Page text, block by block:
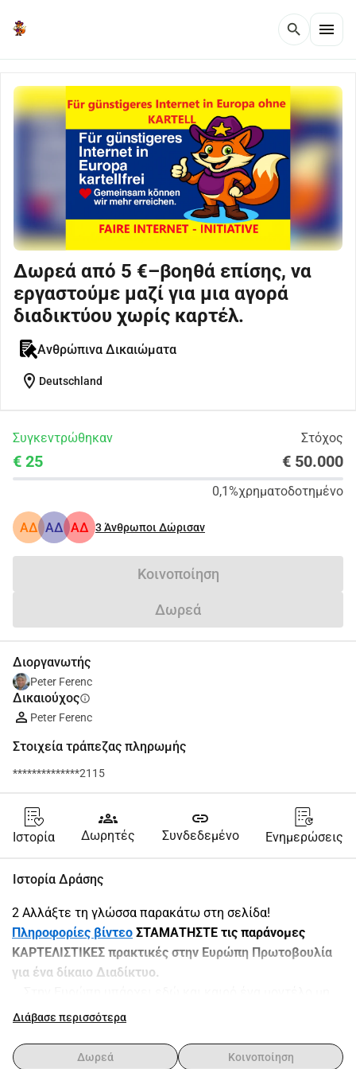
search menu
Δωρεά από 5 €–βοηθά επίσης, να
εργαστούμε μαζί για μια αγορά
διαδικτύου χωρίς καρτέλ.
Ανθρώπινα Δικαιώματα
location_on Deutschland
Συγκεντρώθηκαν Στόχος
€ 25 € 50.000
0,1%χρηματοδοτημένο
ΑΔ ΑΔ ΑΔ 3Άνθρωποι Δώρισαν
Κοινοποίηση
Δωρεά
Διοργανωτής
Peter Ferenc
Δικαιούχοςinfo
Peter Ferenc
Στοιχεία τράπεζας πληρωμής
**************2115
Ιστορία
groups
Δωρητές
link
Συνδεδεμένο Ενημερώσεις
Ιστορία Δράσης
2 Αλλάξτε τη γλώσσα παρακάτω στη σελίδα!
Πληροφορίες βίντεο ΣΤΑΜΑΤΗΣΤΕ τις παράνομες
ΚΑΡΤΕΛΙΣΤΙΚΕΣ πρακτικές στην Ευρώπη Πρωτοβουλία
για ένα δίκαιο Διαδίκτυο.
λειτουργικού ανταγωνισμού στον τομέα των
Αποτέλεσμα είναι
υψηλές τιμές για υπηρεσίες
Διάβασε περισσότερα
Δωρεά Κοινοποίηση